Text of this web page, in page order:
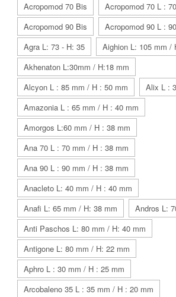
Acropomod 70 Bis
Acropomod 70 L :
Acropomod 90 Bis
Acropomod 90 L :
Agra L: 73 - H: 35
Aighion L: 105 mm /
Akhenaton L:30mm / H:18 mm
Alcyon L : 85 mm / H : 50 mm
Alix L :
Amazonia L : 65 mm / H : 40 mm
Amorgos L:60 mm / H : 38 mm
Ana 70 L : 70 mm / H : 38 mm
Ana 90 L : 90 mm / H : 38 mm
Anacleto L: 40 mm / H : 40 mm
Anafi L: 65 mm / H: 38 mm
Andros L:
Anti Paschos L: 80 mm / H: 40 mm
Antigone L: 80 mm / H: 22 mm
Aphro L : 30 mm / H : 25 mm
Arcobaleno 35 L : 35 mm / H : 20 mm